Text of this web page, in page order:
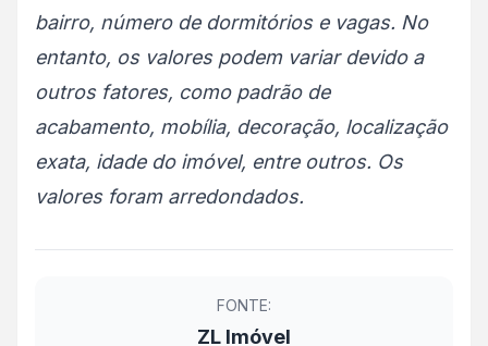
bairro, número de dormitórios e vagas. No
entanto, os valores podem variar devido a
outros fatores, como padrão de
acabamento, mobília, decoração, localização
exata, idade do imóvel, entre outros. Os
valores foram arredondados.
FONTE:
ZL Imóvel